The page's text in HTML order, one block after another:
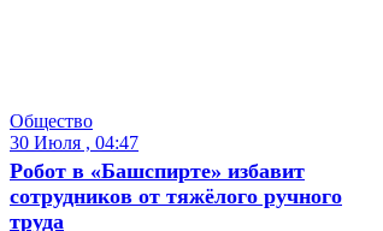
Общество
30 Июля , 04:47
Робот в «Башспирте» избавит
сотрудников от тяжёлого ручного
труда